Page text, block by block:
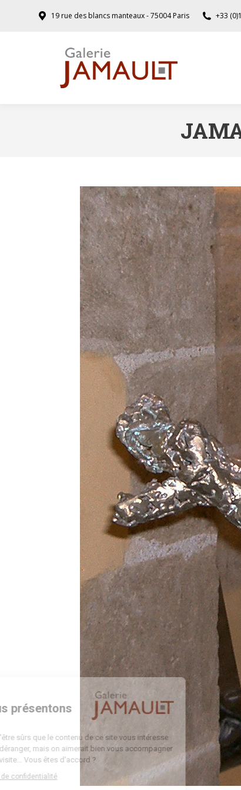
Nous vous présentons
On a attendu d'être sûrs que le contenu de ce site vous intéresse
avant de vous déranger, mais on aimerait bien vous
pendant votre visite... Vous êtes d'accord ?
Lire la politique de confidentialité
19 rue des blancs manteaux - 75004 Paris +33